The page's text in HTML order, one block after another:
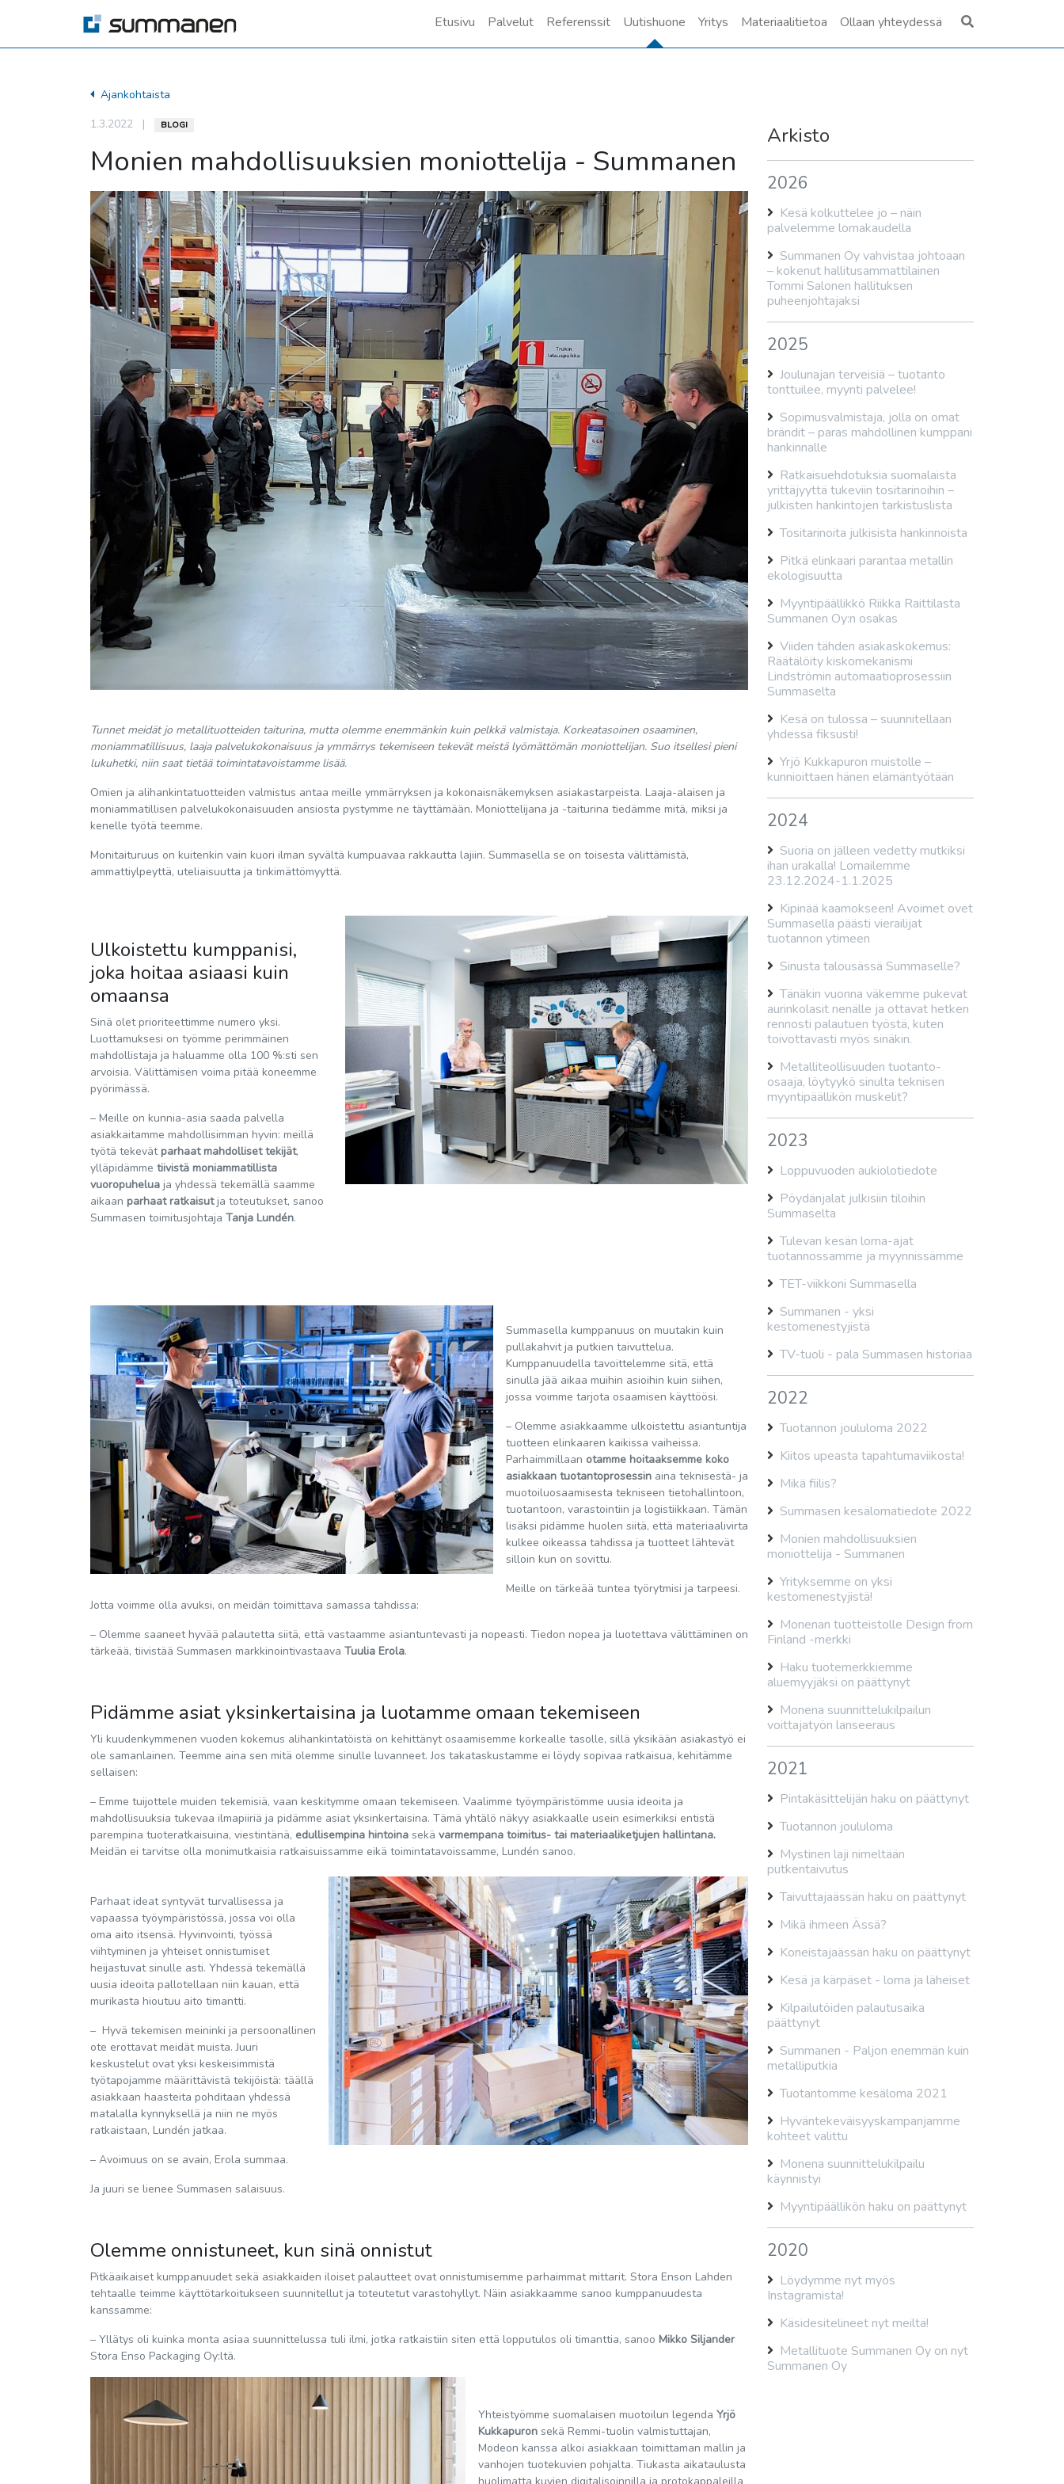
Etusivu Palvelut Referenssit Uutishuone Yritys Materiaalitietoa Ollaan yhteydessä
Ajankohtaista
1.3.2022
| BLOGI
Monien mahdollisuuksien moniottelija - Summanen
Tunnet meidät jo metallituotteiden taiturina, mutta olemme enemmänkin kuin pelkkä valmistaja. Korkeatasoinen osaaminen,
moniammatillisuus, laaja palvelukokonaisuus ja ymmärrys tekemiseen tekevät meistä lyömättömän moniottelijan. Suo itsellesi pieni
lukuhetki, niin saat tietää toimintatavoistamme lisää.
Omien ja alihankintatuotteiden valmistus antaa meille ymmärryksen ja kokonaisnäkemyksen asiakastarpeista. Laaja-alaisen ja
moniammatillisen palvelukokonaisuuden ansiosta pystymme ne täyttämään. Moniottelijana ja -taiturina tiedämme mitä, miksi ja
kenelle työtä teemme.
Monitaituruus on kuitenkin vain kuori ilman syvältä kumpuavaa rakkautta lajiin. Summasella se on toisesta välittämistä,
ammattiylpeyttä, uteliaisuutta ja tinkimättömyyttä.
Ulkoistettu kumppanisi,
joka hoitaa asiaasi kuin
omaansa
Sinä olet prioriteettimme numero yksi.
Luottamuksesi on työmme perimmäinen
mahdollistaja ja haluamme olla 100 %:sti sen
arvoisia. Välittämisen voima pitää koneemme
pyörimässä.
– Meille on kunnia-asia saada palvella
asiakkaitamme mahdollisimman hyvin: meillä
työtä tekevät parhaat mahdolliset tekijät,
ylläpidämme tiivistä moniammatillista
vuoropuhelua ja yhdessä tekemällä saamme
aikaan parhaat ratkaisut ja toteutukset, sanoo
Summasen toimitusjohtaja Tanja Lundén.
Summasella kumppanuus on muutakin kuin
pullakahvit ja putkien taivuttelua.
Kumppanuudella tavoittelemme sitä, että
sinulla jää aikaa muihin asioihin kuin siihen,
jossa voimme tarjota osaamisen käyttöösi.
– Olemme asiakkaamme ulkoistettu asiantuntija
tuotteen elinkaaren kaikissa vaiheissa.
Parhaimmillaan otamme hoitaaksemme koko
asiakkaan tuotantoprosessin aina teknisestä- ja
muotoiluosaamisesta tekniseen tietohallintoon,
tuotantoon, varastointiin ja logistiikkaan. Tämän
lisäksi pidämme huolen siitä, että materiaalivirta
kulkee oikeassa tahdissa ja tuotteet lähtevät
silloin kun on sovittu.
Meille on tärkeää tuntea työrytmisi ja tarpeesi.
Jotta voimme olla avuksi, on meidän toimittava samassa tahdissa:
– Olemme saaneet hyvää palautetta siitä, että vastaamme asiantuntevasti ja nopeasti. Tiedon nopea ja luotettava välittäminen on
tärkeää, tiivistää Summasen markkinointivastaava Tuulia Erola.
Pidämme asiat yksinkertaisina ja luotamme omaan tekemiseen
Yli kuudenkymmenen vuoden kokemus alihankintatöistä on kehittänyt osaamisemme korkealle tasolle, sillä yksikään asiakastyö ei
ole samanlainen. Teemme aina sen mitä olemme sinulle luvanneet. Jos takataskustamme ei löydy sopivaa ratkaisua, kehitämme
sellaisen:
– Emme tuijottele muiden tekemisiä, vaan keskitymme omaan tekemiseen. Vaalimme työympäristömme uusia ideoita ja
mahdollisuuksia tukevaa ilmapiiriä ja pidämme asiat yksinkertaisina. Tämä yhtälö näkyy asiakkaalle usein esimerkiksi entistä
parempina tuoteratkaisuina, viestintänä, edullisempina hintoina sekä varmempana toimitus- tai materiaaliketjujen hallintana.
Meidän ei tarvitse olla monimutkaisia ratkaisuissamme eikä toimintatavoissamme, Lundén sanoo.
Parhaat ideat syntyvät turvallisessa ja
vapaassa työympäristössä, jossa voi olla
oma aito itsensä. Hyvinvointi, työssä
viihtyminen ja yhteiset onnistumiset
heijastuvat sinulle asti. Yhdessä tekemällä
uusia ideoita pallotellaan niin kauan, että
murikasta hioutuu aito timantti.
– Hyvä tekemisen meininki ja persoonallinen
ote erottavat meidät muista. Juuri
keskustelut ovat yksi keskeisimmistä
työtapojamme määrittävistä tekijöistä: täällä
asiakkaan haasteita pohditaan yhdessä
matalalla kynnyksellä ja niin ne myös
ratkaistaan, Lundén jatkaa.
– Avoimuus on se avain, Erola summaa.
Ja juuri se lienee Summasen salaisuus.
Olemme onnistuneet, kun sinä onnistut
Pitkäaikaiset kumppanuudet sekä asiakkaiden iloiset palautteet ovat onnistumisemme parhaimmat mittarit. Stora Enson Lahden
tehtaalle teimme käyttötarkoitukseen suunnitellut ja toteutetut varastohyllyt. Näin asiakkaamme sanoo kumppanuudesta
kanssamme:
– Yllätys oli kuinka monta asiaa suunnittelussa tuli ilmi, jotka ratkaistiin siten että lopputulos oli timanttia, sanoo Mikko Siljander
Stora Enso Packaging Oy:ltä.
Yhteistyömme suomalaisen muotoilun legenda Yrjö
Kukkapuron sekä Remmi-tuolin valmistuttajan,
Modeon kanssa alkoi asiakkaan toimittaman mallin ja
vanhojen tuotekuvien pohjalta. Tiukasta aikataulusta
huolimatta kuvien digitalisoinnilla ja protokappaleilla
Arkisto
2026
Kesä kolkuttelee jo – näin
palvelemme lomakaudella
Summanen Oy vahvistaa johtoaan
– kokenut hallitusammattilainen
Tommi Salonen hallituksen
puheenjohtajaksi
2025
Joulunajan terveisiä – tuotanto
tonttuilee, myynti palvelee!
Sopimusvalmistaja, jolla on omat
brändit – paras mahdollinen kumppani
hankinnalle
Ratkaisuehdotuksia suomalaista
yrittäjyyttä tukeviin tositarinoihin –
julkisten hankintojen tarkistuslista
Tositarinoita julkisista hankinnoista
Pitkä elinkaari parantaa metallin
ekologisuutta
Myyntipäällikkö Riikka Raittilasta
Summanen Oy:n osakas
Viiden tähden asiakaskokemus:
Räätälöity kiskomekanismi
Lindströmin automaatioprosessiin
Summaselta
Kesä on tulossa – suunnitellaan
yhdessä fiksusti!
Yrjö Kukkapuron muistolle –
kunnioittaen hänen elämäntyötään
2024
Suoria on jälleen vedetty mutkiksi
ihan urakalla! Lomailemme
23.12.2024-1.1.2025
Kipinää kaamokseen! Avoimet ovet
Summasella päästi vierailijat
tuotannon ytimeen
Sinusta talousässä Summaselle?
Tänäkin vuonna väkemme pukevat
aurinkolasit nenälle ja ottavat hetken
rennosti palautuen työstä, kuten
toivottavasti myös sinäkin.
Metalliteollisuuden tuotanto-
osaaja, löytyykö sinulta teknisen
myyntipäällikön muskelit?
2023
Loppuvuoden aukiolotiedote
Pöydänjalat julkisiin tiloihin
Summaselta
Tulevan kesän loma-ajat
tuotannossamme ja myynnissämme
TET-viikkoni Summasella
Summanen - yksi
kestomenestyjistä
TV-tuoli - pala Summasen historiaa
2022
Tuotannon joululoma 2022
Kiitos upeasta tapahtumaviikosta!
Mikä fiilis?
Summasen kesälomatiedote 2022
Monien mahdollisuuksien
moniottelija - Summanen
Yrityksemme on yksi
kestomenestyjistä!
Monenan tuotteistolle Design from
Finland -merkki
Haku tuotemerkkiemme
aluemyyjäksi on päättynyt
Monena suunnittelukilpailun
voittajatyön lanseeraus
2021
Pintakäsittelijän haku on päättynyt
Tuotannon joululoma
Mystinen laji nimeltään
putkentaivutus
Taivuttajaässän haku on päättynyt
Mikä ihmeen Ässä?
Koneistajaässän haku on päättynyt
Kesä ja kärpäset - loma ja läheiset
Kilpailutöiden palautusaika
päättynyt
Summanen - Paljon enemmän kuin
metalliputkia
Tuotantomme kesäloma 2021
Hyväntekeväisyyskampanjamme
kohteet valittu
Monena suunnittelukilpailu
käynnistyi
Myyntipäällikön haku on päättynyt
2020
Löydymme nyt myös
Instagramista!
Käsidesitelineet nyt meiltä!
Metallituote Summanen Oy on nyt
Summanen Oy